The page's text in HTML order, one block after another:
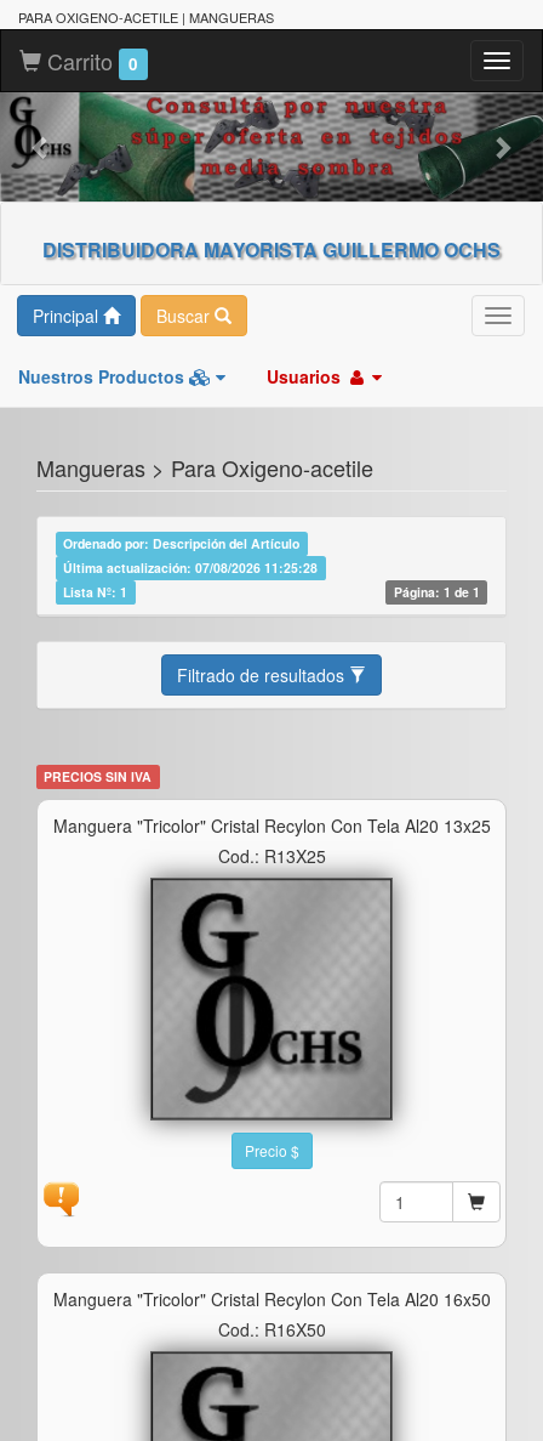
PARA OXIGENO-ACETILE | MANGUERAS
Carrito 0
DISTRIBUIDORA MAYORISTA GUILLERMO OCHS
Principal Buscar
Nuestros Productos Usuarios
Mangueras > Para Oxigeno-acetile
Ordenado por: Descripción del Artículo
Última actualización: 07/08/2026 11:25:28
Lista Nº: 1
Página: 1 de 1
Filtrado de resultados
PRECIOS SIN IVA
Manguera "tricolor" Cristal Recylon Con Tela Al20 13x25
Cod.: R13X25
Precio $
Manguera "tricolor" Cristal Recylon Con Tela Al20 16x50
Cod.: R16X50